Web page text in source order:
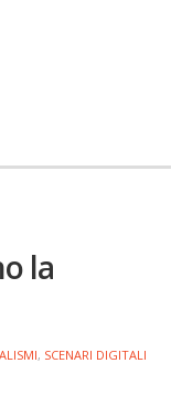
la
, SCENARI DIGITALI